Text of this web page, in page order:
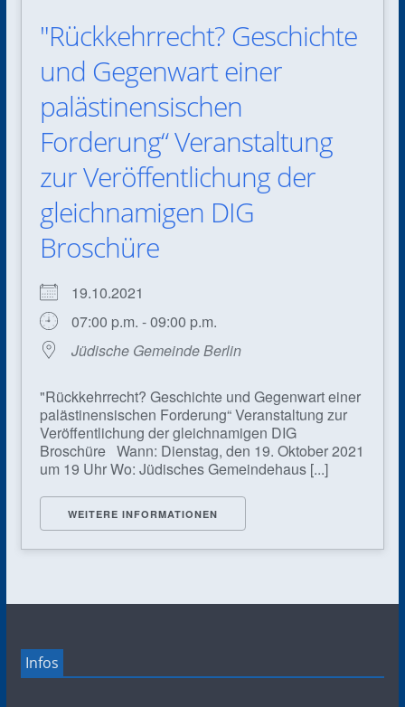
"Rückkehrrecht? Geschichte
und Gegenwart einer
palästinensischen
Forderung“ Veranstaltung
zur Veröffentlichung der
gleichnamigen DIG
Broschüre
19.10.2021
07:00 p.m. - 09:00 p.m.
Jüdische Gemeinde Berlin
"Rückkehrrecht? Geschichte und Gegenwart einer
palästinensischen Forderung“ Veranstaltung zur
Veröffentlichung der gleichnamigen DIG
Broschüre Wann: Dienstag, den 19. Oktober 2021
um 19 Uhr Wo: Jüdisches Gemeindehaus [...]
WEITERE INFORMATIONEN
Infos